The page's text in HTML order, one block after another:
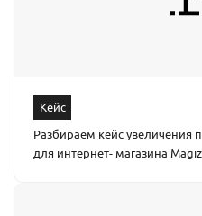
Кейс
Разбираем кейс увеличения
для интернет- магазина